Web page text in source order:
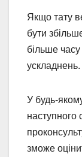
Якщо тату
бути
більше
ускладнень.
У будь-
наступного
зможе